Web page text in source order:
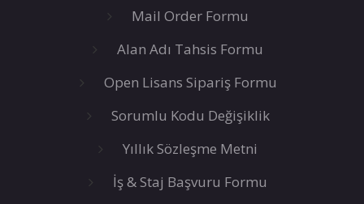
Mail Order Formu
Alan Adı Tahsis Formu
Open Lisans Sipariş Formu
Sorumlu Kodu Değişiklik
Yıllık Sözleşme Metni
İş & Staj Başvuru Formu